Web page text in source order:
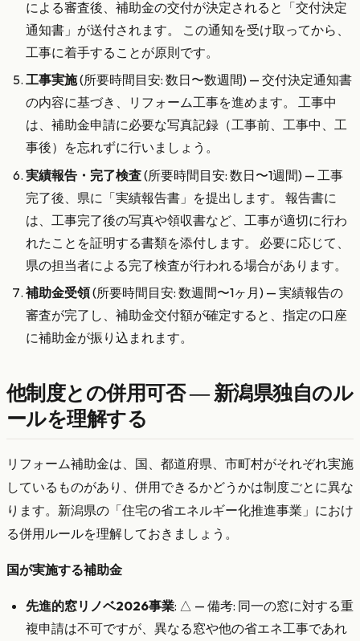
による審査後、補助金の交付が決定されると「交付決定
通知書」が送付されます。 この通知を受け取ってから、
工事に着手することが原則です。
工事実施(所要時間目安: 数日〜数週間) — 交付決定通知書
の内容に基づき、リフォーム工事を進めます。 工事中
は、補助金申請に必要な写真記録（工事前、工事中、工
事後）を忘れずに行いましょう。
実績報告・完了検査(所要時間目安: 数日〜1週間) — 工事
完了後、県に「実績報告書」を提出します。 報告書に
は、工事完了後の写真や領収書など、工事が適切に行わ
れたことを証明する書類を添付します。 必要に応じて、
県の担当者による完了検査が行われる場合があります。
補助金受領(所要時間目安: 数週間〜1ヶ月) — 実績報告の
審査が完了し、補助金交付額が確定すると、指定の口座
に補助金が振り込まれます。
他制度との併用可否 — 新潟県独自のル
ールを理解する
リフォーム補助金は、国、都道府県、市町村がそれぞれ実施
しているものがあり、併用できるかどうかは制度ごとに異な
ります。新潟県の「住宅の省エネルギー化推進事業」におけ
る併用ルールを理解しておきましょう。
国が実施する補助金
先進的窓リノベ2026事業: △ — 備考: 同一の窓に対する重
複申請は不可ですが、異なる窓や他の省エネ工事であれ